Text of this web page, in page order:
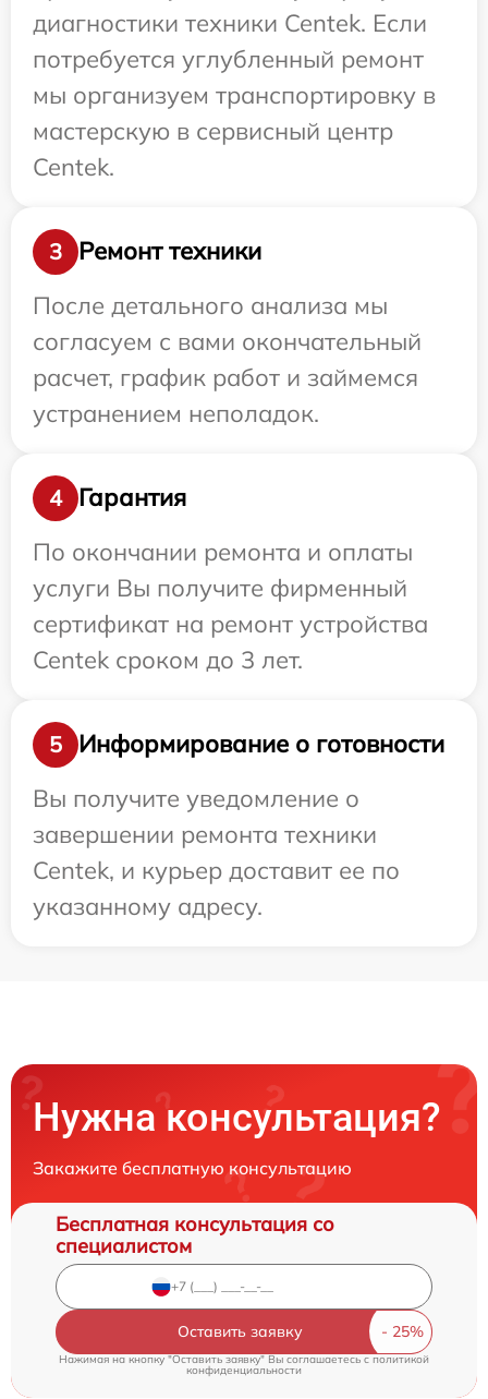
диагностики техники Centek. Если
потребуется углубленный ремонт
мы организуем транспортировку в
мастерскую в сервисный центр
Centek.
3
Ремонт техники
После детального анализа мы
согласуем с вами окончательный
расчет, график работ и займемся
устранением неполадок.
4
Гарантия
По окончании ремонта и оплаты
услуги Вы получите фирменный
сертификат на ремонт устройства
Centek сроком до 3 лет.
5
Информирование о готовности
Вы получите уведомление о
завершении ремонта техники
Centek, и курьер доставит ее по
указанному адресу.
Нужна консультация?
Закажите бесплатную консультацию
Бесплатная консультация со
специалистом
Оставить заявку
Нажимая на кнопку "Оставить заявку" Вы соглашаетесь cполитикой
конфиденциальности